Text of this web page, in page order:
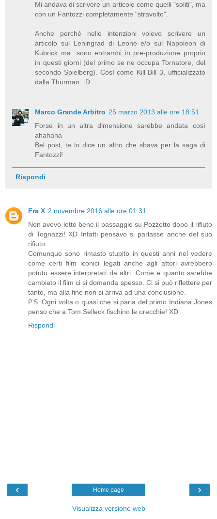
Mi andava di scrivere un articolo come quelli "soliti", ma
con un Fantozzi completamente "stravolto".
Anche perchè nelle intenzioni volevo scrivere un
articolo sul Leningrad di Leone e/o sul Napoleon di
Kubrick ma...sono entrambi in pre-produzione proprio
in questi giorni (del primo se ne occupa Tornatore, del
secondo Spielberg). Così come Kill Bill 3, ufficializzato
dalla Thurman. :D
Marco Grande Arbitro 25 marzo 2013 alle ore 18:51
Forse in un altra dimensione sarebbe andata così
ahahaha
Bel post, te lo dice un altro che sbava per la saga di
Fantozzi!
Rispondi
Fra X 2 novembre 2016 alle ore 01:31
Non avevo letto bene il passaggio su Pozzetto dopo il rifiuto
di Tognazzi! XD Infatti pensavo si parlasse anche del suo
rifiuto.
Comunque sono rimasto stupito in questi anni nel vedere
come certi film iconici legati anche agli attori avrebbero
potuto essere interpretati da altri. Come e quanto sarebbe
cambiato il film ci si domanda spesso. Ci si può riflettere per
tanto, ma alla fine non si arriva ad una conclusione.
P.S. Ogni volta o quasi che si parla del primo Indiana Jones
penso che a Tom Selleck fischino le orecchie! XD
Rispondi
‹ ›
Home page
Visualizza versione web